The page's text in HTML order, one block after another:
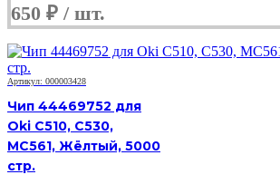
650 ₽
Артикул: 000003428
Чип 44469752 для
Oki C510, C530,
MC561, Жёлтый, 5000
стр.